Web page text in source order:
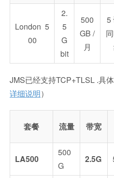
London 5
00
2.
5
G
bit
500
GB /
月
5
JMS已经支持TCP+TLSL .具
详细说明）
套餐 流量 带宽
LA500
500
G
2.5G